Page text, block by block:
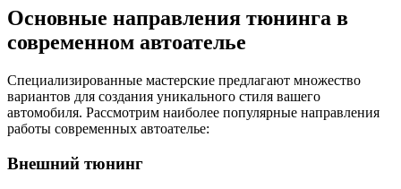
Основные направления тюнинга в
современном автоателье
Специализированные мастерские предлагают множество
вариантов для создания уникального стиля вашего
автомобиля. Рассмотрим наиболее популярные направления
работы современных автоателье:
Внешний тюнинг